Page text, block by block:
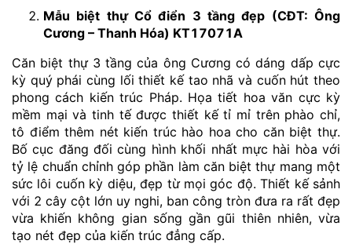
Mẫu biệt thự Cổ điển 3 tầng đẹp (CĐT: Ông
Cương – Thanh Hóa) KT17071A
Căn biệt thự 3 tầng của ông Cương có dáng dấp cực
kỳ quý phái cùng lối thiết kế tao nhã và cuốn hút theo
phong cách kiến trúc Pháp. Họa tiết hoa văn cực kỳ
mềm mại và tinh tế được thiết kế tỉ mỉ trên phào chỉ,
tô điểm thêm nét kiến trúc hào hoa cho căn biệt thự.
Bố cục đăng đối cùng hình khối nhất mực hài hòa với
tỷ lệ chuẩn chỉnh góp phần làm căn biệt thự mang một
sức lôi cuốn kỳ diệu, đẹp từ mọi góc độ. Thiết kế sảnh
với 2 cây cột lớn uy nghi, ban công tròn đưa ra rất đẹp
vừa khiến không gian sống gần gũi thiên nhiên, vừa
tạo nét đẹp của kiến trúc đẳng cấp.